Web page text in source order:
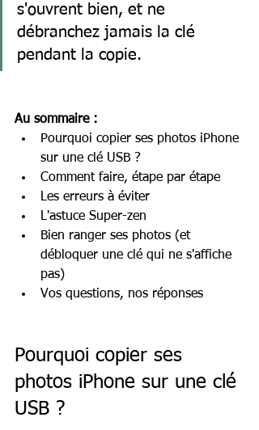
s'ouvrent bien, et ne
débranchez jamais la clé
pendant la copie.
Au sommaire :
Pourquoi copier ses photos iPhone
sur une clé USB ?
Comment faire, étape par étape
Les erreurs à éviter
L'astuce Super-zen
Bien ranger ses photos (et
débloquer une clé qui ne s'affiche
pas)
Vos questions, nos réponses
Pourquoi copier ses
photos iPhone sur une clé
USB ?